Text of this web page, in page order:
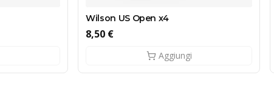
Wilson US Open x4
8,50 €
Aggiungi